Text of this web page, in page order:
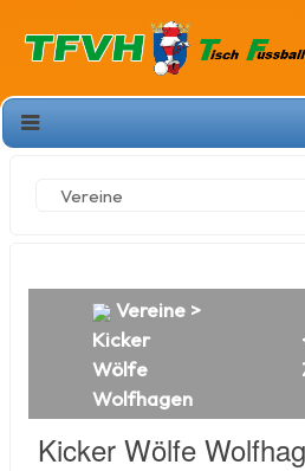
Vereine
Vereine >
Kicker
Wölfe
Wolfhagen
Kicker Wölfe